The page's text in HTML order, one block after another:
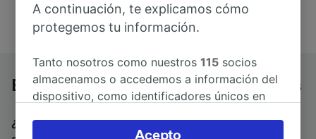
Bremen Hbf a Rostock Hbf en autobús
¿Estás buscando un billete de vuelta para volver en
A continuación, te explicamos cómo
protegemos tu información.
Tanto nosotros como nuestros115 socios
almacenamos o accedemos a información del
dispositivo, como identificadores únicos en
Puedes aceptar o administrar tus preferencias
Acepto